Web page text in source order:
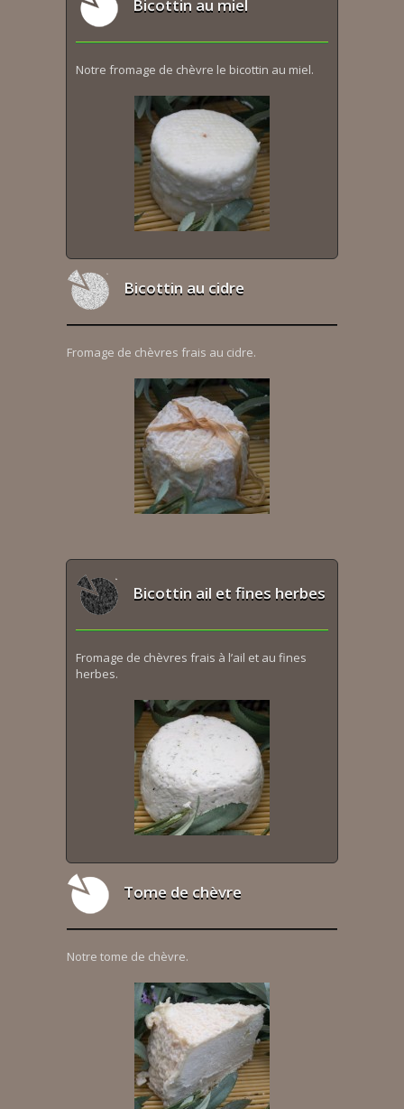
Bicottin au miel
Notre fromage de chèvre le bicottin au miel.
Bicottin au cidre
Fromage de chèvres frais au cidre.
Bicottin ail et fines herbes
Fromage de chèvres frais à l’ail et au fines
herbes.
Tome de chèvre
Notre tome de chèvre.